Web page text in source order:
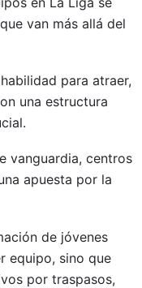
van más allá del
para atraer,
una estructura
vanguardia, centros
apuesta por la
de jóvenes
equipo, sino que
por traspasos,